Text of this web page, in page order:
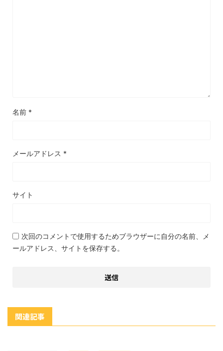
名前 *
メールアドレス *
サイト
次回のコメントで使用するためブラウザーに自分の名前、メ
ールアドレス、サイトを保存する。
関連記事